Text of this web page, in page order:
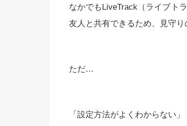
なかでもLiveTrack（ライブト
友人と共有できるため、見守り
ただ…
「設定方法がよくわからない」